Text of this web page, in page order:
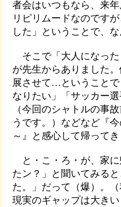
者会はいつもなら、来
リピリムードなのです
した」ということで、
そこで「大人になった
が先生からありました
展させて…ということ
なりたい」「サッカー
（今回のシャトルの事
うです。）などなど『
～』と感心して帰って
と・こ・ろ・が、家に
たン？」と聞いてみる
た。」だって（爆）。
現実のギャップは大き